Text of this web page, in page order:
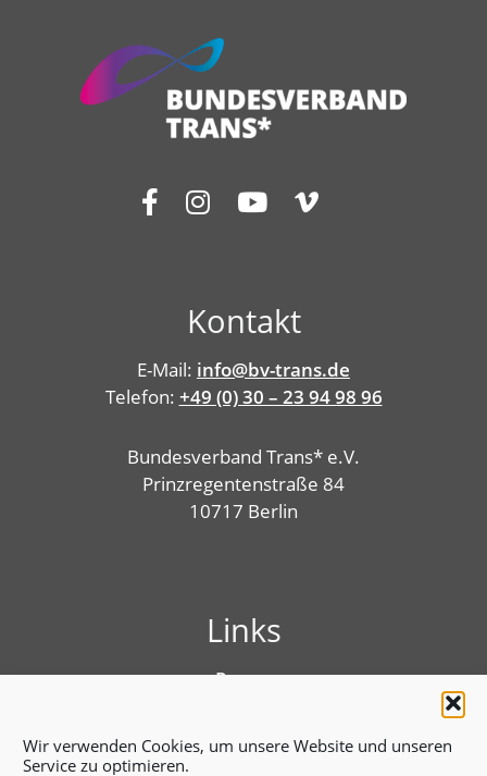
Wir verwenden Cookies, um unsere Website und unseren
Service zu optimieren.
Kontakt
E-Mail: info@bv-trans.de
Telefon: +49 (0) 30 – 23 94 98 96
Bundesverband Trans* e.V.
Prinzregentenstraße 84
10717 Berlin
Links
Presse
Benutzungshinweise